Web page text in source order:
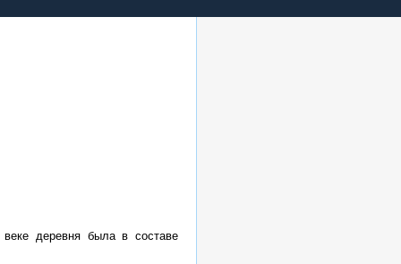
веке деревня была в составе